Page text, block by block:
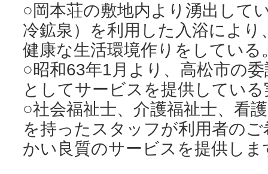
○岡本荘の敷地内より湧出して
冷鉱泉）を利用した入浴によ
健康な生活環境作りをしている
○昭和63年1月より、高松市の
としてサービスを提供してい
○社会福祉士、介護福祉士、看
を持ったスタッフが利用者の
かい良質のサービスを提供しま